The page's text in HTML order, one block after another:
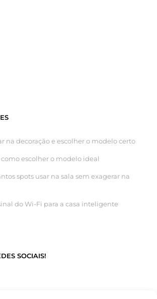
na decoração e escolher o modelo certo
escolher o modelo ideal
spots usar na sala sem exagerar na
do Wi-Fi para a casa inteligente
SOCIAIS!